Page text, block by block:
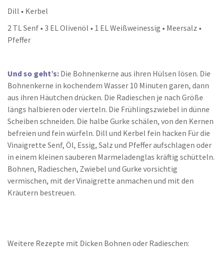
Dill • Kerbel
2 TL Senf • 3 EL Olivenöl • 1 EL Weißweinessig • Meersalz •
Pfeffer
Und so geht’s: Die Bohnenkerne aus ihren Hülsen lösen. Die
Bohnenkerne in kochendem Wasser 10 Minuten garen, dann
aus ihren Häutchen drücken. Die Radieschen je nach Größe
längs halbieren oder vierteln. Die Frühlingszwiebel in dünne
Scheiben schneiden. Die halbe Gurke schälen, von den Kernen
befreien und fein würfeln. Dill und Kerbel fein hacken Für die
Vinaigrette Senf, Öl, Essig, Salz und Pfeffer aufschlagen oder
in einem kleinen sauberen Marmeladenglas kräftig schütteln.
Bohnen, Radieschen, Zwiebel und Gurke vorsichtig
vermischen, mit der Vinaigrette anmachen und mit den
Kräutern bestreuen.
Weitere Rezepte mit Dicken Bohnen oder Radieschen: